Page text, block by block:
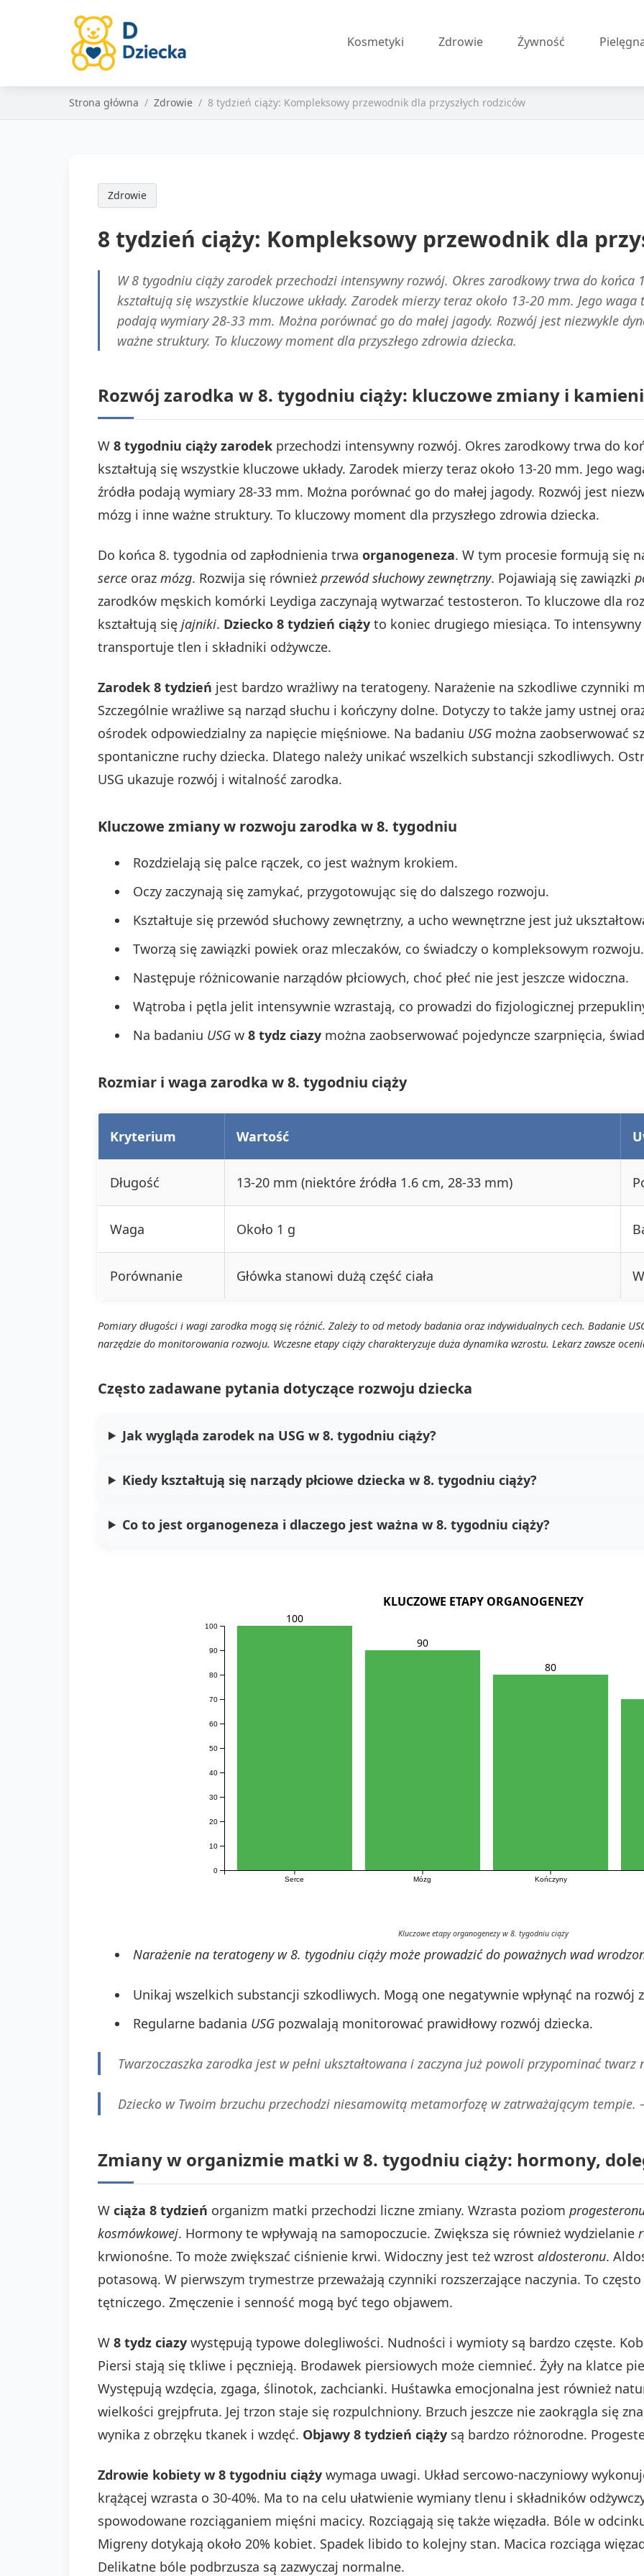
Kosmetyki Zdrowie Żywność
Strona główna Zdrowie 8 tydzień ciąży: Kompleksowy przewodnik dla przyszłych rodziców
Zdrowie
8 tydzień ciąży: Kompleksowy przewodnik dla
W 8 tygodniu ciąży zarodek przechodzi intensywny rozwój. Okres zarodkowy trwa do końca
kształtują się wszystkie kluczowe układy. Zarodek mierzy teraz około 13-20 mm. Jego
podają wymiary 28-33 mm. Można porównać go do małej jagody. Rozwój jest niezwykle
ważne struktury. To kluczowy moment dla przyszłego zdrowia dziecka.
Rozwój zarodka w 8. tygodniu ciąży: kluczowe zmiany i
W 8 tygodniu ciąży zarodek przechodzi intensywny rozwój. Okres zarodkowy trwa do
kształtują się wszystkie kluczowe układy. Zarodek mierzy teraz około 13-20 mm. Jego
źródła podają wymiary 28-33 mm. Można porównać go do małej jagody. Rozwój jest
mózg i inne ważne struktury. To kluczowy moment dla przyszłego zdrowia dziecka.
Do końca 8. tygodnia od zapłodnienia trwa organogeneza. W tym procesie formują się
serce oraz mózg. Rozwija się również przewód słuchowy zewnętrzny. Pojawiają się zawiązki
zarodków męskich komórki Leydiga zaczynają wytwarzać testosteron. To kluczowe dla
kształtują się jajniki. Dziecko 8 tydzień ciąży to koniec drugiego miesiąca. To
transportuje tlen i składniki odżywcze.
Zarodek 8 tydzień jest bardzo wrażliwy na teratogeny. Narażenie na szkodliwe czynniki
Szczególnie wrażliwe są narząd słuchu i kończyny dolne. Dotyczy to także jamy ustnej
ośrodek odpowiedzialny za napięcie mięśniowe. Na badaniu USG można zaobserwować
spontaniczne ruchy dziecka. Dlatego należy unikać wszelkich substancji szkodliwych.
USG ukazuje rozwój i witalność zarodka.
Kluczowe zmiany w rozwoju zarodka w 8. tygodniu
Rozdzielają się palce rączek, co jest ważnym krokiem.
Oczy zaczynają się zamykać, przygotowując się do dalszego rozwoju.
Kształtuje się przewód słuchowy zewnętrzny, a ucho wewnętrzne jest już
Tworzą się zawiązki powiek oraz mleczaków, co świadczy o kompleksowym rozwoju.
Następuje różnicowanie narządów płciowych, choć płeć nie jest jeszcze widoczna.
Wątroba i pętla jelit intensywnie wzrastają, co prowadzi do fizjologicznej
Na badaniu USG w 8 tydz ciazy można zaobserwować pojedyncze szarpnięcia,
Rozmiar i waga zarodka w 8. tygodniu ciąży
Kryterium Wartość
Długość 13-20 mm (niektóre źródła 1.6 cm, 28-33 mm)
Waga Około 1 g
Porównanie Główka stanowi dużą część ciała
Pomiary długości i wagi zarodka mogą się różnić. Zależy to od metody badania oraz indywidualnych cech. Badanie
narzędzie do monitorowania rozwoju. Wczesne etapy ciąży charakteryzuje duża dynamika wzrostu. Lekarz zawsze
Często zadawane pytania dotyczące rozwoju dziecka
Jak wygląda zarodek na USG w 8. tygodniu ciąży?
Kiedy kształtują się narządy płciowe dziecka w 8. tygodniu ciąży?
Co to jest organogeneza i dlaczego jest ważna w 8. tygodniu ciąży?
KLUCZOWE ETAPY ORGANOGENEZY
Serce Mózg Kończyny
0
10
20
30
40
50
60
70
80
90
100
100
90
80
Kluczowe etapy organogenezy w 8. tygodniu ciąży
Narażenie na teratogeny w 8. tygodniu ciąży może prowadzić do poważnych wad
Unikaj wszelkich substancji szkodliwych. Mogą one negatywnie wpłynąć na rozwój
Regularne badania USG pozwalają monitorować prawidłowy rozwój dziecka.
Twarzoczaszka zarodka jest w pełni ukształtowana i zaczyna już powoli przypominać
Dziecko w Twoim brzuchu przechodzi niesamowitą metamorfozę w zatrważającym tempie.
Zmiany w organizmie matki w 8. tygodniu ciąży: hormony,
W ciąża 8 tydzień organizm matki przechodzi liczne zmiany. Wzrasta poziom
kosmówkowej. Hormony te wpływają na samopoczucie. Zwiększa się również wydzielanie
krwionośne. To może zwiększać ciśnienie krwi. Widoczny jest też wzrost aldosteronu.
potasową. W pierwszym trymestrze przeważają czynniki rozszerzające naczynia. To
tętniczego. Zmęczenie i senność mogą być tego objawem.
W 8 tydz ciazy występują typowe dolegliwości. Nudności i wymioty są bardzo częste.
Piersi stają się tkliwe i pęcznieją. Brodawek piersiowych może ciemnieć. Żyły na klatce
Występują wzdęcia, zgaga, ślinotok, zachcianki. Huśtawka emocjonalna jest również
wielkości grejpfruta. Jej trzon staje się rozpulchniony. Brzuch jeszcze nie zaokrągla się
wynika z obrzęku tkanek i wzdęć. Objawy 8 tydzień ciąży są bardzo różnorodne.
Zdrowie kobiety w 8 tygodniu ciąży wymaga uwagi. Układ sercowo-naczyniowy
krążącej wzrasta o 30-40%. Ma to na celu ułatwienie wymiany tlenu i składników
spowodowane rozciąganiem mięśni macicy. Rozciągają się także więzadła. Bóle w
Migreny dotykają około 20% kobiet. Spadek libido to kolejny stan. Macica rozciąga
Delikatne bóle podbrzusza są zazwyczaj normalne.